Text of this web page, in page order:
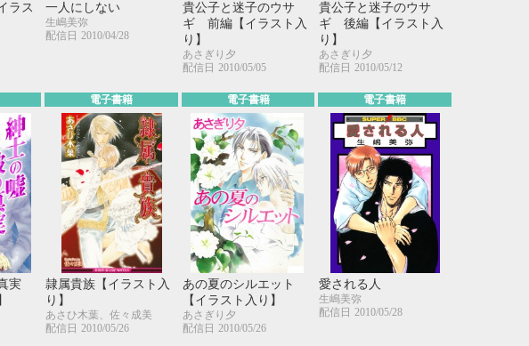
ラス
一人にしない
生嶋美弥
配信日 2010/04/28
貴公子と迷子のウサ
ギ 前編【イラスト入
り】
あさぎり夕
配信日 2010/05/05
貴公子と迷子のウサ
ギ 後編【イラスト入
り】
あさぎり夕
配信日 2010/05/12
実
電子書籍
隷属貴族【イラスト入
り】
あさひ木葉、佐々成美
配信日 2010/05/26
電子書籍
あの夏のシルエット
【イラスト入り】
あさぎり夕
配信日 2010/05/26
電子書籍
愛される人
生嶋美弥
配信日 2010/05/28
10月
SUN MON TUE WED THU FRI
1 2
3
4
5 6 7 8 9
10
12 13 14 15 16
17
22 23
24
26 27 28 29 30